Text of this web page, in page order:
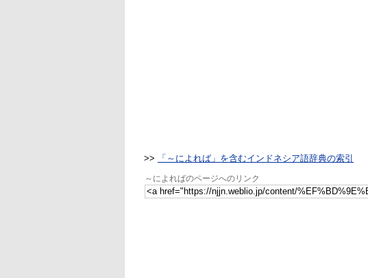
>> 「～によれば」を含むインドネシア語辞典の索引
～によればのページへのリンク